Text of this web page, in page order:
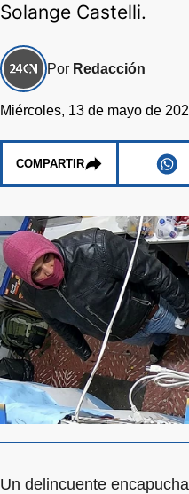
Solange Castelli.
Por Redacción
Miércoles, 13 de mayo de
COMPARTIR
Un delincuente